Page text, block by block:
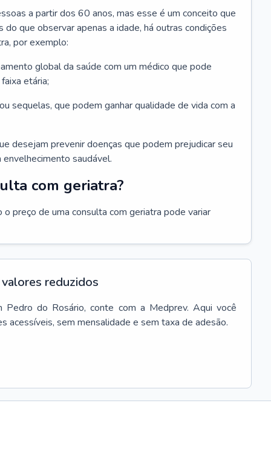
a partir dos 60 anos, mas esse é um conceito que
do que observar apenas a idade, há outras condições
por exemplo:
global da saúde com um médico que pode
etária;
sequelas, que podem ganhar qualidade de vida com a
desejam prevenir doenças que podem prejudicar seu
saudável.
com geriatra?
preço de uma consulta com geriatra pode variar
reduzidos
Pedro do Rosário, conte com a Medprev. Aqui você
acessíveis, sem mensalidade e sem taxa de adesão.